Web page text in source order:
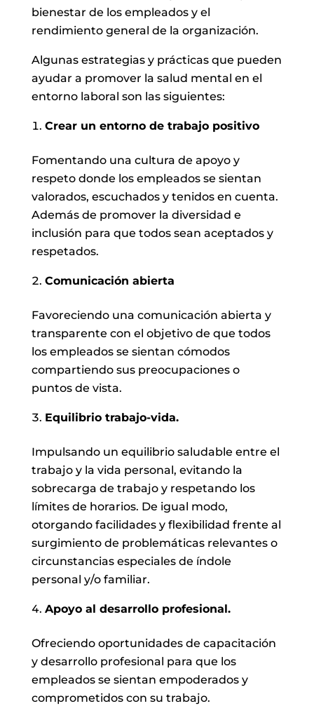
bienestar de los empleados y el
rendimiento general de la organización.
Algunas estrategias y prácticas que pueden
ayudar a promover la salud mental en el
entorno laboral son las siguientes:
Crear un entorno de trabajo positivo
Fomentando una cultura de apoyo y
respeto donde los empleados se sientan
valorados, escuchados y tenidos en cuenta.
Además de promover la diversidad e
inclusión para que todos sean aceptados y
respetados.
Comunicación abierta
Favoreciendo una comunicación abierta y
transparente con el objetivo de que todos
los empleados se sientan cómodos
compartiendo sus preocupaciones o
puntos de vista.
Equilibrio trabajo-vida.
Impulsando un equilibrio saludable entre el
trabajo y la vida personal, evitando la
sobrecarga de trabajo y respetando los
límites de horarios. De igual modo,
otorgando facilidades y flexibilidad frente al
surgimiento de problemáticas relevantes o
circunstancias especiales de índole
personal y/o familiar.
Apoyo al desarrollo profesional.
Ofreciendo oportunidades de capacitación
y desarrollo profesional para que los
empleados se sientan empoderados y
comprometidos con su trabajo.